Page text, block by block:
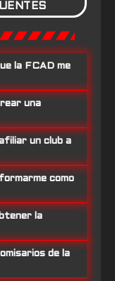
la FCAD me
una
un club a
como
la
de la